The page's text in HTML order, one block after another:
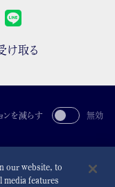
け取る
ンを減らす 無効
our website, to
media features